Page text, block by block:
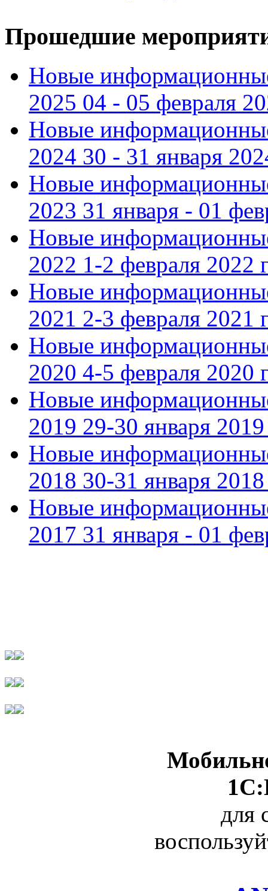
Прошедшие
Новые
2025 04 - 05 февраля
Новые
2024 30 - 31 января
Новые
2023 31 января - 01
Новые
2022 1-2 февраля 2022
Новые
2021 2-3 февраля 2021
Новые
2020 4-5 февраля 2020
Новые
2019 29-30 января 2019
Новые
2018 30-31 января 2018
Новые
2017 31 января - 01
для